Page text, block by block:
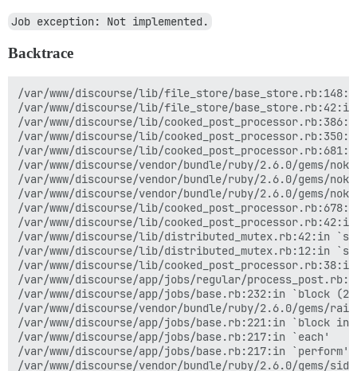
Job exception: Not implemented.
Backtrace
/var/www/discourse/lib/file_store/
/var/www/discourse/lib/file_store/
/var/www/discourse/lib/
/var/www/discourse/lib/
/var/www/discourse/lib/
/var/www/discourse/vendor/bundle/ruby/2.6.0/
/var/www/discourse/vendor/bundle/ruby/2.6.0/gems/
/var/www/discourse/vendor/bundle/ruby/2.6.0/gems/
/var/www/discourse/lib/
/var/www/discourse/lib/
/var/www/discourse/lib/distributed_mutex.rb:42:in
/var/www/discourse/lib/distributed_mutex.rb:12:in
/var/www/discourse/lib/
/var/www/discourse/app/jobs/regular/
/var/www/discourse/app/jobs/base.rb:232:in `block
/var/www/discourse/vendor/bundle/ruby/2.6.0/gems/
/var/www/discourse/app/jobs/base.rb:221:in `block in
/var/www/discourse/app/jobs/base.rb:217:in `each'
/var/www/discourse/app/jobs/base.rb:217:in `perform'
/var/www/discourse/vendor/bundle/ruby/2.6.0/gems/